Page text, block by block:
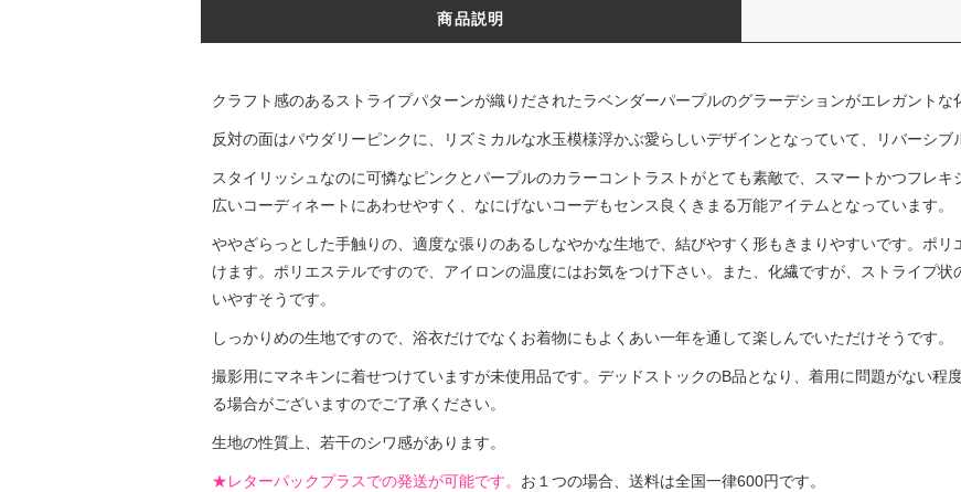
商品説明
クラフト感のあるストライプパターンが織りだされたラベンダーパープルのグラーデションがエレガントな
反対の面はパウダリーピンクに、リズミカルな水玉模様浮かぶ愛らしいデザインとなっていて、リバーシブ
スタイリッシュなのに可憐なピンクとパープルのカラーコントラストがとても素敵で、スマートかつフレ
広いコーディネートにあわせやすく、なにげないコーデもセンス良くきまる万能アイテムとなっています。
ややざらっとした手触りの、適度な張りのあるしなやかな生地で、結びやすく形もきまりやすいです。ポ
けます。ポリエステルですので、アイロンの温度にはお気をつけ下さい。また、化繊ですが、ストライプ
いやすそうです。
しっかりめの生地ですので、浴衣だけでなくお着物にもよくあい一年を通して楽しんでいただけそうです。
撮影用にマネキンに着せつけていますが未使用品です。デッドストックのB品となり、着用に問題がない程
る場合がございますのでご了承ください。
生地の性質上、若干のシワ感があります。
★レターパックプラスでの発送が可能です。 お１つの場合、送料は全国一律600円です。